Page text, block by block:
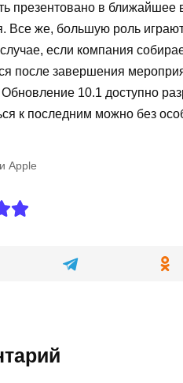
презентовано в ближайшее
Все же, большую роль
если компания
после завершения
10.1 доступно
к последним можно без
Apple